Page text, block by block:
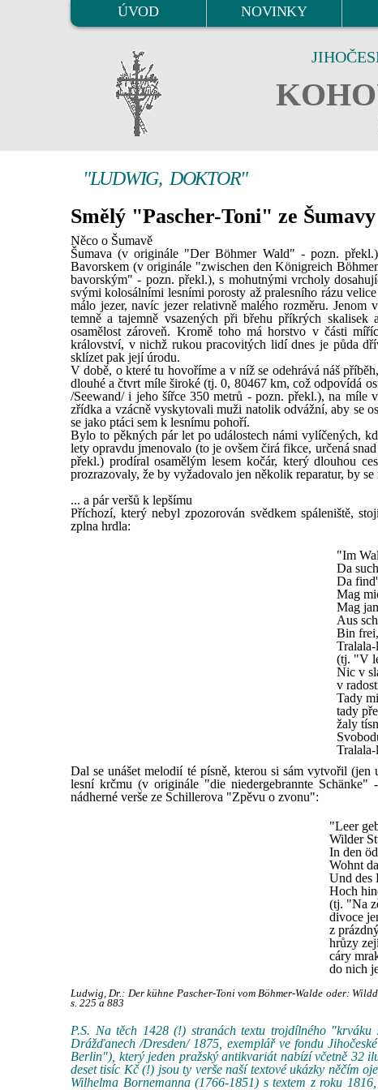
ÚVOD NOVINKY
"LUDWIG, DOKTOR"
Smělý "Pascher-Toni" ze Šumavy
Něco o Šumavě
Šumava (v originále "Der Böhmer Wald" - pozn.
Bavorskem (v originále "zwischen den Königreich
bavorským" - pozn. překl.), s mohutnými vrcholy
svými kolosálními lesními porosty až pralesního rázu
málo jezer, navíc jezer relativně malého rozměru.
temně a tajemně vsazených při břehu příkrých
osamělost zároveň. Kromě toho má horstvo v části
království, v nichž rukou pracovitých lidí dnes je půda
sklízet pak její úrodu.
V době, o které tu hovoříme a v níž se odehrává náš
dlouhé a čtvrt míle široké (tj. 0, 80467 km, což odpovídá
/Seewand/ i jeho šířce 350 metrů - pozn. překl.), na míle
zřídka a vzácně vyskytovali muži natolik odvážní, aby se
se jako ptáci sem k lesnímu pohoří.
Bylo to pěkných pár let po událostech námi vylíčených,
lety opravdu jmenovalo (to je ovšem čirá fikce, určená
překl.) prodíral osamělým lesem kočár, který dlouhou
prozrazovaly, že by vyžadovalo jen několik reparatur, by
... a pár veršů k lepšímu
Příchozí, který nebyl zpozorován svědkem spáleniště,
zplna hrdla:
"Im
Da
Da
Mag
Mag
Aus
Bin
(tj. "V
Nic v
v
Tady
tady
žaly
Dal se unášet melodií té písně, kterou si sám vytvořil
lesní krčmu (v originále "die niedergebrannte
nádherné verše ze Schillerova "Zpěvu o zvonu":
"Leer
Wilder
In den
Wohnt
Und des
Hoch
(tj. "Na
divoce
z
hrůzy
cáry
do nich
Ludwig, Dr.: Der kühne Pascher-Toni vom Böhmer-Walde oder:
s. 225 a 883
P.S. Na těch 1428 (!) stranách textu trojdílného
Drážďanech /Dresden/ 1875, exemplář ve fondu
Berlin"), který jeden pražský antikvariát nabízí včetně 32
deset tisíc Kč (!) jsou ty verše naší textové ukázky něčím
Wilhelma Bornemanna (1766-1851) s textem z roku